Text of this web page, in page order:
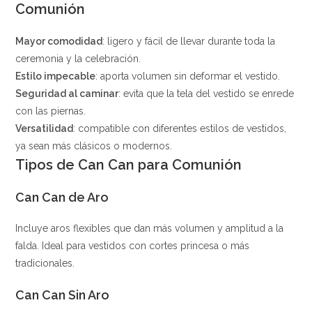
Comunión
Mayor comodidad: ligero y fácil de llevar durante toda la
ceremonia y la celebración.
Estilo impecable: aporta volumen sin deformar el vestido.
Seguridad al caminar: evita que la tela del vestido se enrede
con las piernas.
Versatilidad: compatible con diferentes estilos de vestidos,
ya sean más clásicos o modernos.
Tipos de Can Can para Comunión
Can Can de Aro
Incluye aros flexibles que dan más volumen y amplitud a la
falda. Ideal para vestidos con cortes princesa o más
tradicionales.
Can Can Sin Aro